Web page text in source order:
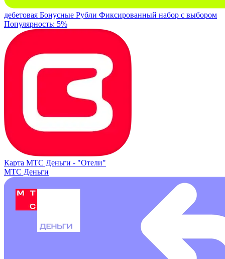
дебетовая Бонусные Рубли Фиксированный набор с выбором
Популярность: 5%
Карта МТС Деньги - "Отели"
МТС Деньги